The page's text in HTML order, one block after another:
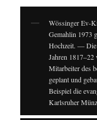
Wössinger Ev-
Gemahlin 1973
Hochzeit. — Die
Jahren
Mitarbeiter des
geplant und
Beispiel die
Karlsruher